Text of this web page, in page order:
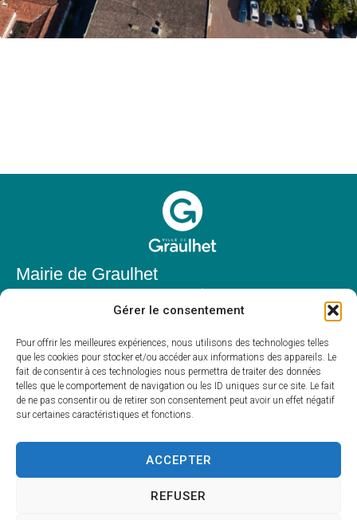
Gérer le consentement
Pour offrir les meilleures expériences, nous utilisons des technologies telles
que les cookies pour stocker et/ou accéder aux informations des appareils. Le
fait de consentir à ces technologies nous permettra de traiter des données
telles que le comportement de navigation ou les ID uniques sur ce site. Le fait
de ne pas consentir ou de retirer son consentement peut avoir un effet négatif
sur certaines caractéristiques et fonctions.
ACCEPTER
REFUSER
Mairie de Graulhet
81300 Graulhet
05 63 42 85 50
mairie@mairie-graulhet.fr
Horaires d'ouverture
Du lundi au vendredi :